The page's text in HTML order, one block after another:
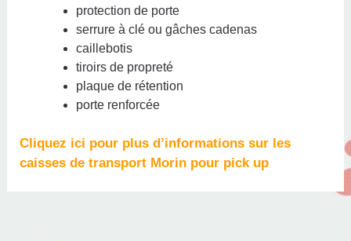
protection de porte
serrure à clé ou gâches cadenas
caillebotis
tiroirs de propreté
plaque de rétention
porte renforcée
Cliquez ici pour plus d’informations sur les
caisses de transport Morin pour pick up